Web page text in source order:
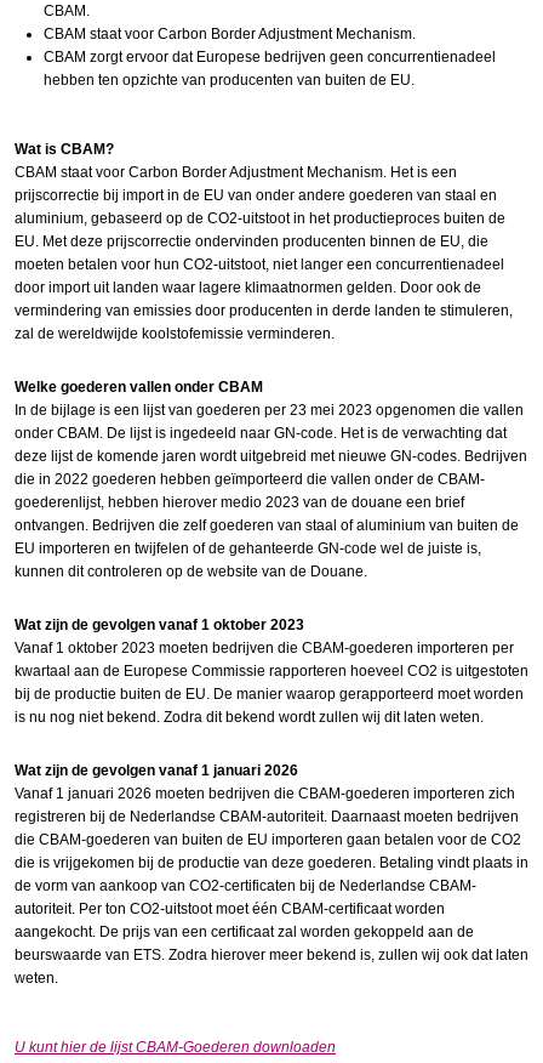
CBAM.
CBAM staat voor Carbon Border Adjustment Mechanism.
CBAM zorgt ervoor dat Europese bedrijven geen concurrentienadeel
hebben ten opzichte van producenten van buiten de EU.
Wat is CBAM?
CBAM staat voor Carbon Border Adjustment Mechanism. Het is een
prijscorrectie bij import in de EU van onder andere goederen van staal en
aluminium, gebaseerd op de CO2-uitstoot in het productieproces buiten de
EU. Met deze prijscorrectie ondervinden producenten binnen de EU, die
moeten betalen voor hun CO2-uitstoot, niet langer een concurrentienadeel
door import uit landen waar lagere klimaatnormen gelden. Door ook de
vermindering van emissies door producenten in derde landen te stimuleren,
zal de wereldwijde koolstofemissie verminderen.
Welke goederen vallen onder CBAM
In de bijlage is een lijst van goederen per 23 mei 2023 opgenomen die vallen
onder CBAM. De lijst is ingedeeld naar GN-code. Het is de verwachting dat
deze lijst de komende jaren wordt uitgebreid met nieuwe GN-codes. Bedrijven
die in 2022 goederen hebben geïmporteerd die vallen onder de CBAM-
goederenlijst, hebben hierover medio 2023 van de douane een brief
ontvangen. Bedrijven die zelf goederen van staal of aluminium van buiten de
EU importeren en twijfelen of de gehanteerde GN-code wel de juiste is,
kunnen dit controleren op de website van de Douane.
Wat zijn de gevolgen vanaf 1 oktober 2023
Vanaf 1 oktober 2023 moeten bedrijven die CBAM-goederen importeren per
kwartaal aan de Europese Commissie rapporteren hoeveel CO2 is uitgestoten
bij de productie buiten de EU. De manier waarop gerapporteerd moet worden
is nu nog niet bekend. Zodra dit bekend wordt zullen wij dit laten weten.
Wat zijn de gevolgen vanaf 1 januari 2026
Vanaf 1 januari 2026 moeten bedrijven die CBAM-goederen importeren zich
registreren bij de Nederlandse CBAM-autoriteit. Daarnaast moeten bedrijven
die CBAM-goederen van buiten de EU importeren gaan betalen voor de CO2
die is vrijgekomen bij de productie van deze goederen. Betaling vindt plaats in
de vorm van aankoop van CO2-certificaten bij de Nederlandse CBAM-
autoriteit. Per ton CO2-uitstoot moet één CBAM-certificaat worden
aangekocht. De prijs van een certificaat zal worden gekoppeld aan de
beurswaarde van ETS. Zodra hierover meer bekend is, zullen wij ook dat laten
weten.
U kunt hier de lijst CBAM-Goederen downloaden